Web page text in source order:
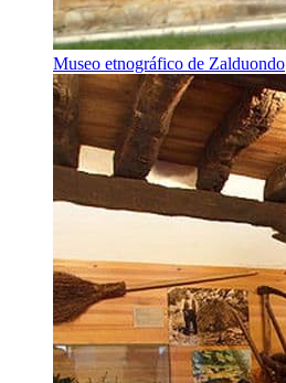
Museo etnográfico de Zalduondo